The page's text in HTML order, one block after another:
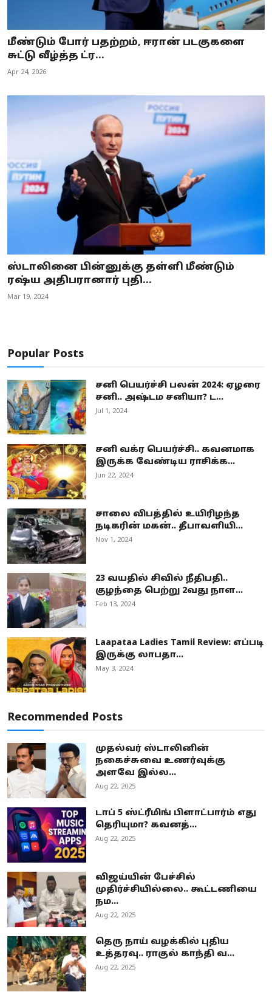
மீண்டும் போர் பதற்றம், ஈரான் படகுகளை
சுட்டு வீழ்த்த ட்ர...
Apr 24, 2026
ஸ்டாலினை பின்னுக்கு தள்ளி மீண்டும்
ரஷ்ய அதிபரானார் புதி...
Mar 19, 2024
Popular Posts
சனி பெயர்ச்சி பலன் 2024: ஏழரை
சனி.. அஷ்டம சனியா? ட...
Jul 1, 2024
சனி வக்ர பெயர்ச்சி.. கவனமாக
இருக்க வேண்டிய ராசிக்க...
Jun 22, 2024
சாலை விபத்தில் உயிரிழந்த
நடிகரின் மகன்.. தீபாவளியி...
Nov 1, 2024
23 வயதில் சிவில் நீதிபதி..
குழந்தை பெற்று 2வது நாள...
Feb 13, 2024
Laapataa Ladies Tamil Review: எப்படி
இருக்கு லாபதா...
May 3, 2024
Recommended Posts
முதல்வர் ஸ்டாலினின்
நகைச்சுவை உணர்வுக்கு
அளவே இல்ல...
Aug 22, 2025
டாப் 5 ஸ்ட்ரீமிங் பிளாட்பார்ம் எது
தெரியுமா? கவனத்...
Aug 22, 2025
விஜய்யின் பேச்சில்
முதிர்ச்சியில்லை.. கூட்டணியை
நம...
Aug 22, 2025
தெரு நாய் வழக்கில் புதிய
உத்தரவு.. ராகுல் காந்தி வ...
Aug 22, 2025